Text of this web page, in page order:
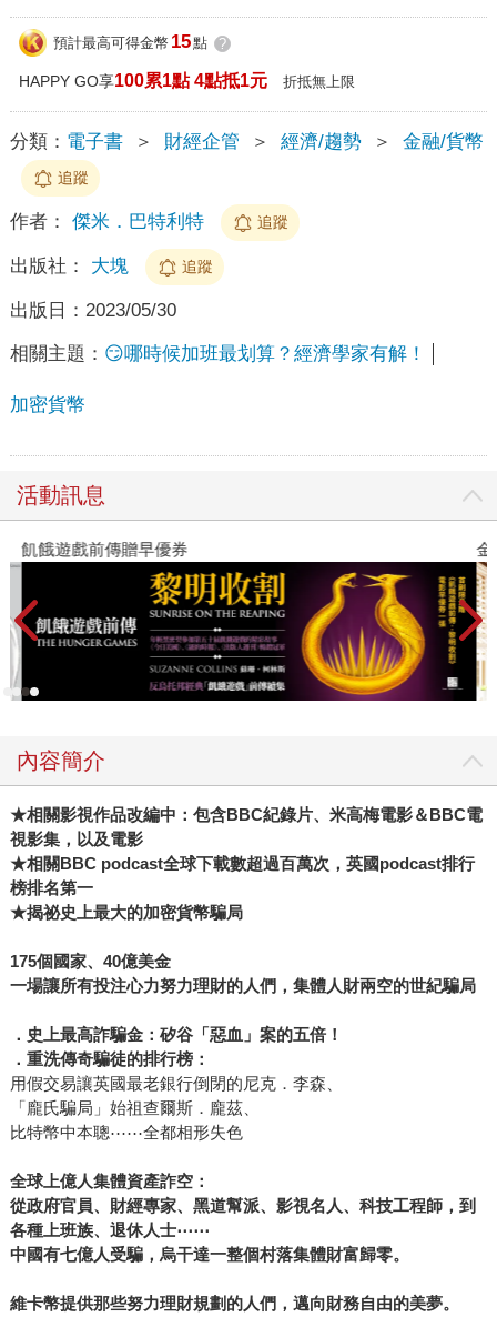
預計最高可得金幣 15點 ?
HAPPY GO享100累1點 4點抵1元 折抵無上限
分類： 電子書 ＞ 財經企管 ＞ 經濟/趨勢 ＞ 金融/貨幣
追蹤
作者： 傑米．巴特利特 追蹤
出版社： 大塊 追蹤
出版日： 2023/05/30
相關主題： 😏哪時候加班最划算？經濟學家有解！
加密貨幣
活動訊息
飢餓遊戲前傳贈早優券 金
內容簡介
★相關影視作品改編中：包含BBC紀錄片、米高梅電影＆BBC電
視影集，以及電影
★相關BBC podcast全球下載數超過百萬次，英國podcast排行
榜排名第一
★揭祕史上最大的加密貨幣騙局
175個國家、40億美金
一場讓所有投注心力努力理財的人們，集體人財兩空的世紀騙局
．史上最高詐騙金：矽谷「惡血」案的五倍！
．重洗傳奇騙徒的排行榜：
用假交易讓英國最老銀行倒閉的尼克．李森、
「龐氏騙局」始祖查爾斯．龐茲、
比特幣中本聰⋯⋯全都相形失色
全球上億人集體資產詐空：
從政府官員、財經專家、黑道幫派、影視名人、科技工程師，到
各種上班族、退休人士⋯⋯
中國有七億人受騙，烏干達一整個村落集體財富歸零。
維卡幣提供那些努力理財規劃的人們，邁向財務自由的美夢。